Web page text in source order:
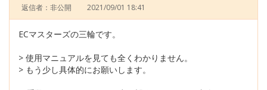
返信者：非公開 2021/09/01 18:41
ECマスターズの三輪です。
> 使用マニュアルを見ても全くわかりません。
> もう少し具体的にお願いします。